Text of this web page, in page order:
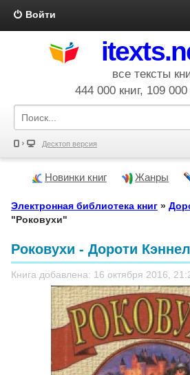
Войти
все тексты
444 000 книг, 109
Десктоп версия
Новинки книг Жанры
Электронная библиотека книг »
"Роковухи"
Роковухи - Дороти
Книга добавлена: 16 октября 2016,